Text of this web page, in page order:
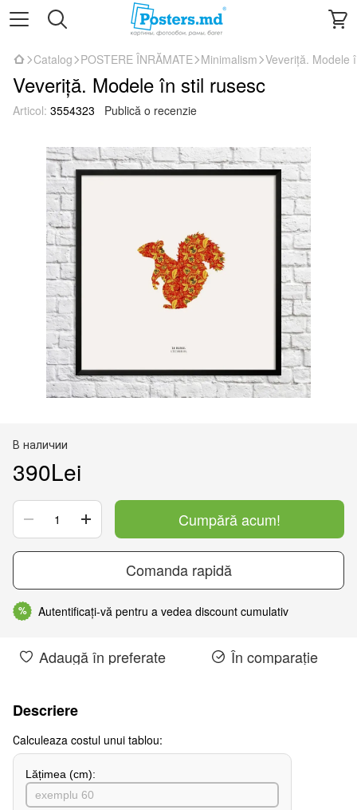
Catalog POSTERE ÎNRĂMATE Minimalism Veveriţă. Modele
Veveriţă. Modele în stil rusesc
Articol: 3554323 Publică o recenzie
В наличии
390Lei
Cumpără acum!
Comanda rapidă
% Autentificați-vă pentru a vedea discount cumulativ
Adaugă în preferate În comparație
Descriere
Сalculeaza costul unui tablou:
Lățimea (сm):